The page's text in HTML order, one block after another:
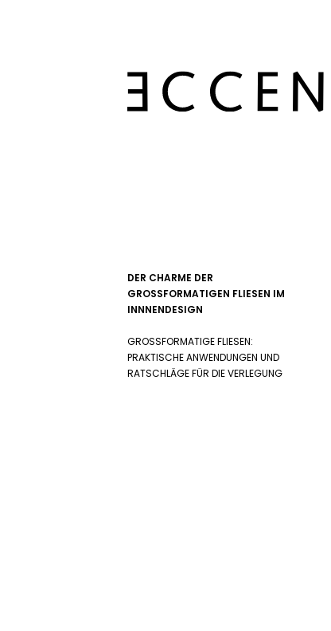
DER CHARME DER
GROSSFORMATIGEN FLIESEN IM I
NNNENDESIGN
GROSSFORMATIGE FLIESEN: P
RAKTISCHE ANWENDUNGEN UND R
ATSCHLÄGE FÜR DIE VERLEGUNG